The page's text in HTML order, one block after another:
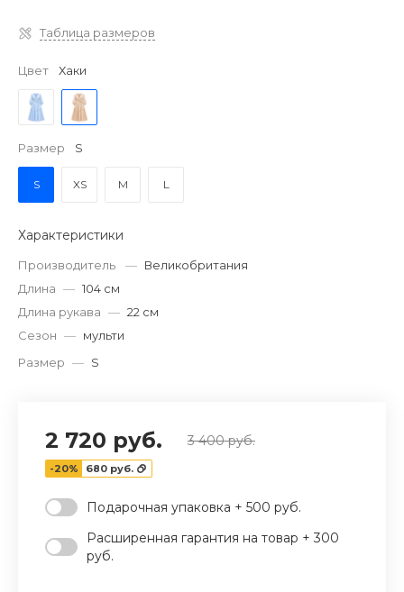
›
Таблица размеров
Цвет Хаки
Размер S
S XS M L
Характеристики
Производитель — Великобритания
Длина — 104 см
Длина рукава — 22 см
Сезон — мульти
Размер — S
2 720 руб. 3 400 руб.
-20% 680 руб.
Подарочная упаковка + 500 руб.
Расширенная гарантия на товар + 300
руб.